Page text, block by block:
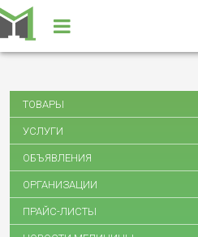
ТОВАРЫ
УСЛУГИ
ОБЪЯВЛЕНИЯ
ОРГАНИЗАЦИИ
ПРАЙС-ЛИСТЫ